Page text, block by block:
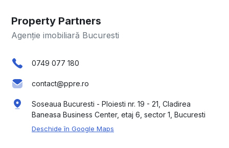
Property Partners
Agenție imobiliară Bucuresti
0749 077 180
contact@ppre.ro
Soseaua Bucuresti - Ploiesti nr. 19 - 21, Cladirea
Baneasa Business Center, etaj 6, sector 1, Bucuresti
Deschide în Google Maps